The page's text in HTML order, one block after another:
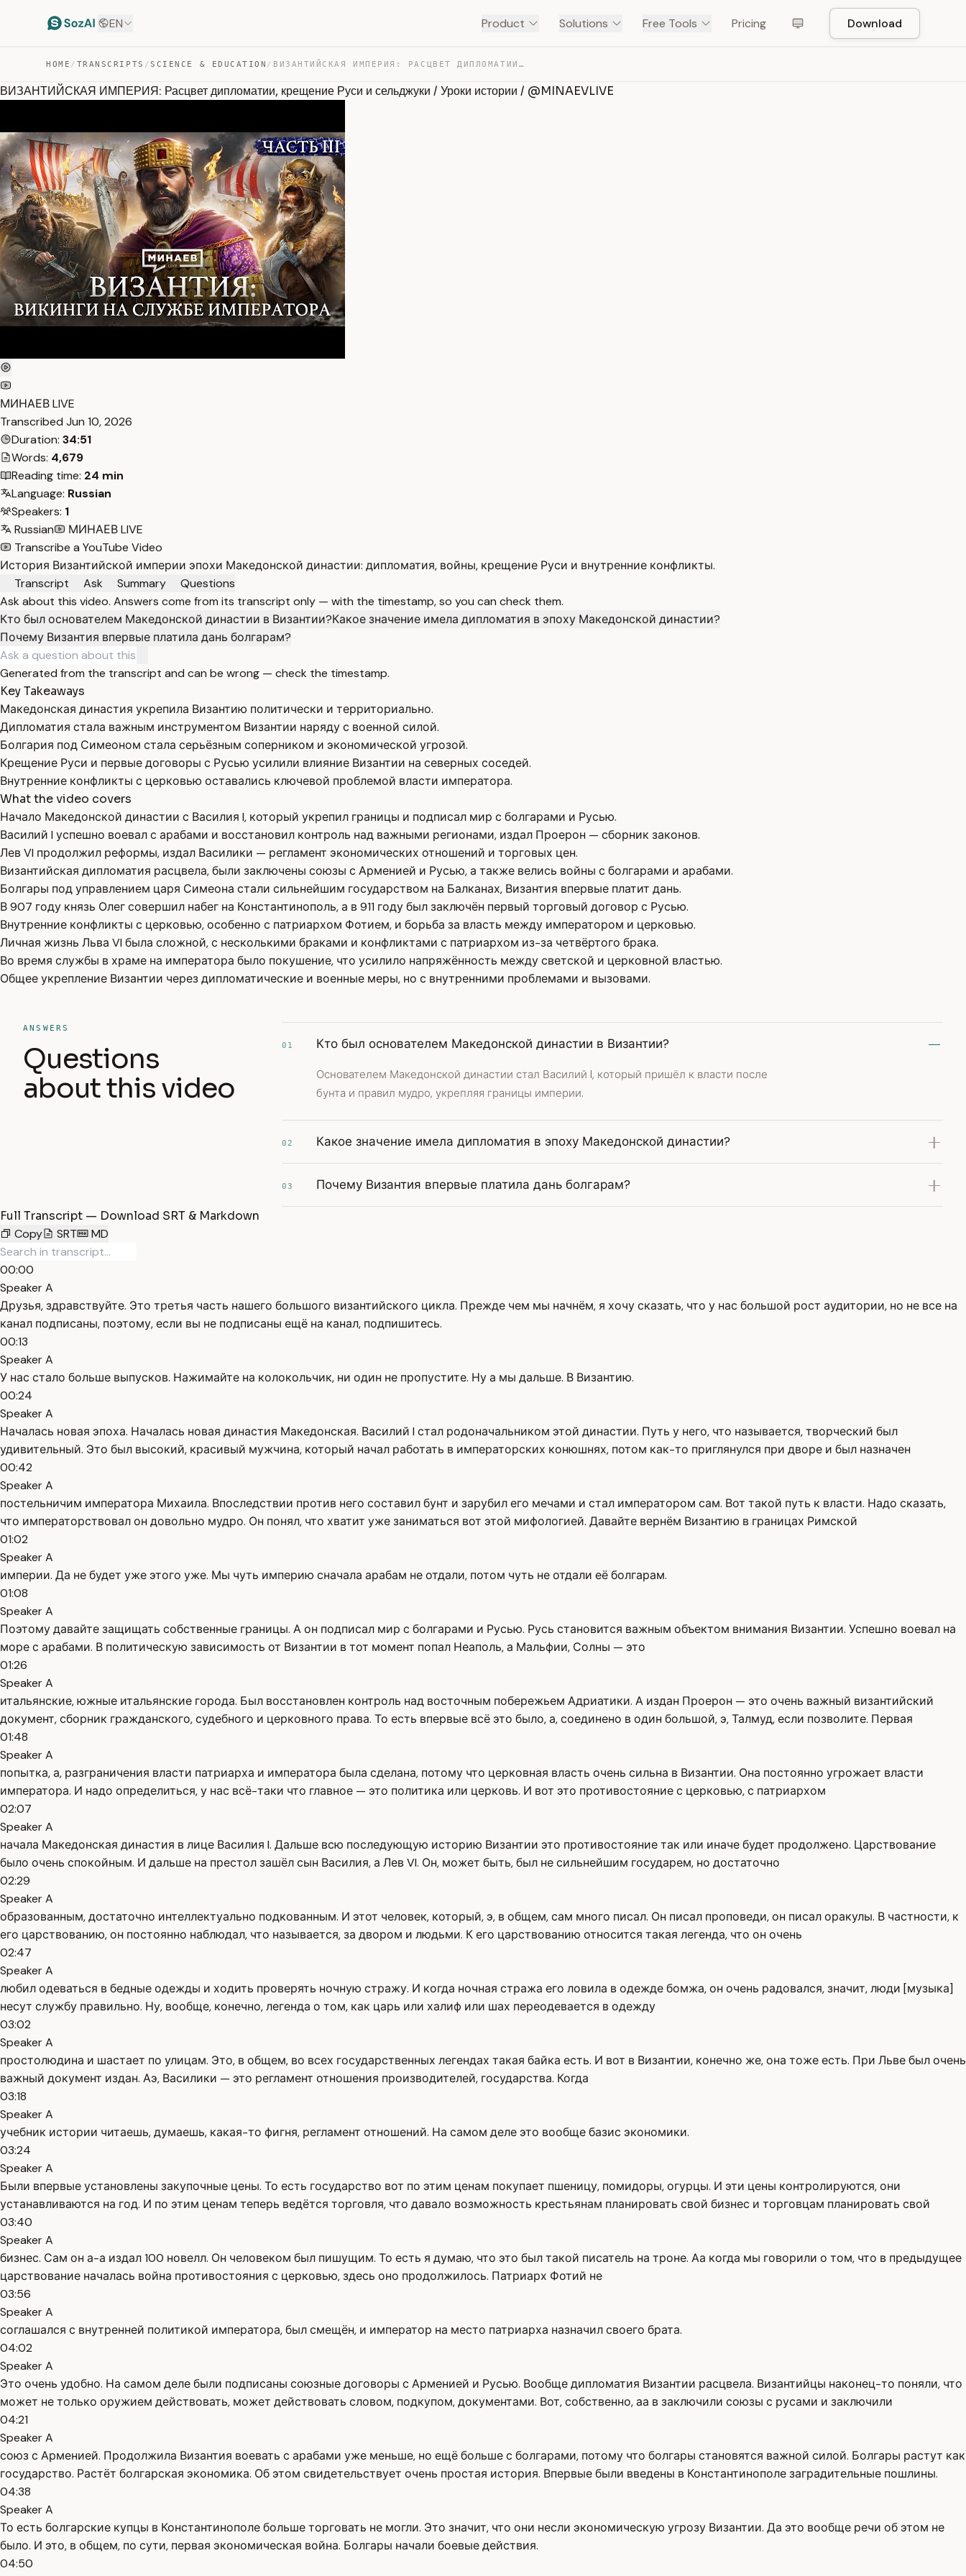
EN Product Solutions Free Tools Pricing Download
HOME / TRANSCRIPTS /SCIENCE & EDUCATION / ВИЗАНТИЙСКАЯ ИМПЕРИЯ: РАСЦВЕТ ДИПЛОМАТИИ, КРЕЩЕНИЕ РУСИ… — TRANSCRIPT
ВИЗАНТИЙСКАЯ ИМПЕРИЯ: Расцвет дипломатии, крещение Руси и сельджуки / Уроки истории / @MINAEVLIVE
МИНАЕВ LIVE
Transcribed Jun 10, 2026
Duration: 34:51
Words: 4,679
Reading time: 24 min
Language: Russian
Speakers: 1
Russian
МИНАЕВ LIVE
Transcribe a YouTube Video
История Византийской империи эпохи Македонской династии: дипломатия, войны, крещение Руси и внутренние конфликты.
Transcript
Ask Summary
Questions
Ask about this video. Answers come from its transcript only — with the timestamp, so you can check them.
Кто был основателем Македонской династии в Византии?Какое значение имела дипломатия в эпоху Македонской династии?
Почему Византия впервые платила дань болгарам?
Generated from the transcript and can be wrong — check the timestamp.
Key Takeaways
Македонская династия укрепила Византию политически и территориально.
Дипломатия стала важным инструментом Византии наряду с военной силой.
Болгария под Симеоном стала серьёзным соперником и экономической угрозой.
Крещение Руси и первые договоры с Русью усилили влияние Византии на северных соседей.
Внутренние конфликты с церковью оставались ключевой проблемой власти императора.
What the video covers
Начало Македонской династии с Василия I, который укрепил границы и подписал мир с болгарами и Русью.
Василий I успешно воевал с арабами и восстановил контроль над важными регионами, издал Проерон — сборник законов.
Лев VI продолжил реформы, издал Василики — регламент экономических отношений и торговых цен.
Византийская дипломатия расцвела, были заключены союзы с Арменией и Русью, а также велись войны с болгарами и арабами.
Болгары под управлением царя Симеона стали сильнейшим государством на Балканах, Византия впервые платит дань.
В 907 году князь Олег совершил набег на Константинополь, а в 911 году был заключён первый торговый договор с Русью.
Внутренние конфликты с церковью, особенно с патриархом Фотием, и борьба за власть между императором и церковью.
Личная жизнь Льва VI была сложной, с несколькими браками и конфликтами с патриархом из-за четвёртого брака.
Во время службы в храме на императора было покушение, что усилило напряжённость между светской и церковной властью.
Общее укрепление Византии через дипломатические и военные меры, но с внутренними проблемами и вызовами.
ANSWERS
Questions
about this video
01 Кто был основателем Македонской династии в Византии?
Основателем Македонской династии стал Василий I, который пришёл к власти после
бунта и правил мудро, укрепляя границы империи.
02 Какое значение имела дипломатия в эпоху Македонской династии?
03 Почему Византия впервые платила дань болгарам?
Full Transcript — Download SRT & Markdown
Copy
SRT MD
00:00
Speaker A
Друзья, здравствуйте. Это третья часть нашего большого византийского цикла. Прежде чем мы начнём, я хочу сказать, что у нас большой рост аудитории, но не все на
канал подписаны, поэтому, если вы не подписаны ещё на канал, подпишитесь.
00:13
Speaker A
У нас стало больше выпусков. Нажимайте на колокольчик, ни один не пропустите. Ну а мы дальше. В Византию.
00:24
Speaker A
Началась новая эпоха. Началась новая династия Македонская. Василий I стал родоначальником этой династии. Путь у него, что называется, творческий был
удивительный. Это был высокий, красивый мужчина, который начал работать в императорских конюшнях, потом как-то приглянулся при дворе и был назначен
00:42
Speaker A
постельничим императора Михаила. Впоследствии против него составил бунт и зарубил его мечами и стал императором сам. Вот такой путь к власти. Надо сказать,
что императорствовал он довольно мудро. Он понял, что хватит уже заниматься вот этой мифологией. Давайте вернём Византию в границах Римской
01:02
Speaker A
империи. Да не будет уже этого уже. Мы чуть империю сначала арабам не отдали, потом чуть не отдали её болгарам.
01:08
Speaker A
Поэтому давайте защищать собственные границы. А он подписал мир с болгарами и Русью. Русь становится важным объектом внимания Византии. Успешно воевал на
море с арабами. В политическую зависимость от Византии в тот момент попал Неаполь, а Мальфии, Солны — это
01:26
Speaker A
итальянские, южные итальянские города. Был восстановлен контроль над восточным побережьем Адриатики. А издан Проерон — это очень важный византийский
документ, сборник гражданского, судебного и церковного права. То есть впервые всё это было, а, соединено в один большой, э, Талмуд, если позволите. Первая
01:48
Speaker A
попытка, а, разграничения власти патриарха и императора была сделана, потому что церковная власть очень сильна в Византии. Она постоянно угрожает власти
императора. И надо определиться, у нас всё-таки что главное — это политика или церковь. И вот это противостояние с церковью, с патриархом
02:07
Speaker A
начала Македонская династия в лице Василия I. Дальше всю последующую историю Византии это противостояние так или иначе будет продолжено. Царствование
было очень спокойным. И дальше на престол зашёл сын Василия, а Лев VI. Он, может быть, был не сильнейшим государем, но достаточно
02:29
Speaker A
образованным, достаточно интеллектуально подкованным. И этот человек, который, э, в общем, сам много писал. Он писал проповеди, он писал оракулы. В частности, к
его царствованию, он постоянно наблюдал, что называется, за двором и людьми. К его царствованию относится такая легенда, что он очень
02:47
Speaker A
любил одеваться в бедные одежды и ходить проверять ночную стражу. И когда ночная стража его ловила в одежде бомжа, он очень радовался, значит, люди [музыка]
несут службу правильно. Ну, вообще, конечно, легенда о том, как царь или халиф или шах переодевается в одежду
03:02
Speaker A
простолюдина и шастает по улицам. Это, в общем, во всех государственных легендах такая байка есть. И вот в Византии, конечно же, она тоже есть. При Льве был очень
важный документ издан. Аэ, Василики — это регламент отношения производителей, государства. Когда
03:18
Speaker A
учебник истории читаешь, думаешь, какая-то фигня, регламент отношений. На самом деле это вообще базис экономики.
03:24
Speaker A
Были впервые установлены закупочные цены. То есть государство вот по этим ценам покупает пшеницу, помидоры, огурцы. И эти цены контролируются, они
устанавливаются на год. И по этим ценам теперь ведётся торговля, что давало возможность крестьянам планировать свой бизнес и торговцам планировать свой
03:40
Speaker A
бизнес. Сам он а-а издал 100 новелл. Он человеком был пишущим. То есть я думаю, что это был такой писатель на троне. Аа когда мы говорили о том, что в предыдущее
царствование началась война противостояния с церковью, здесь оно продолжилось. Патриарх Фотий не
03:56
Speaker A
соглашался с внутренней политикой императора, был смещён, и император на место патриарха назначил своего брата.
04:02
Speaker A
Это очень удобно. На самом деле были подписаны союзные договоры с Арменией и Русью. Вообще дипломатия Византии расцвела. Византийцы наконец-то поняли, что
может не только оружием действовать, может действовать словом, подкупом, документами. Вот, собственно, аа в заключили союзы с русами и заключили
04:21
Speaker A
союз с Арменией. Продолжила Византия воевать с арабами уже меньше, но ещё больше с болгарами, потому что болгары становятся важной силой. Болгары растут как
государство. Растёт болгарская экономика. Об этом свидетельствует очень простая история. Впервые были введены в Константинополе заградительные пошлины.
04:38
Speaker A
То есть болгарские купцы в Константинополе больше торговать не могли. Это значит, что они несли экономическую угрозу Византии. Да это вообще речи об этом не
было. И это, в общем, по сути, первая экономическая война. Болгары начали боевые действия.
04:50